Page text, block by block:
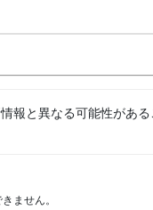
報と異なる可能性があ
ません。